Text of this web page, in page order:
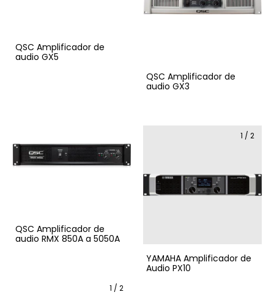
QSC Amplificador de
audio GX5
QSC Amplificador de
audio GX3
QSC Amplificador de
audio RMX 850A a 5050A
1 / 2
YAMAHA Amplificador de
Audio PX10
1 / 2